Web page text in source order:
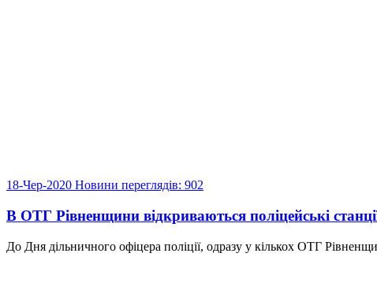
18-Чер-2020 Новини переглядів: 902
В ОТГ Рівненщини відкриваються поліцейські
До Дня дільничного офіцера поліції, одразу у кількох ОТГ